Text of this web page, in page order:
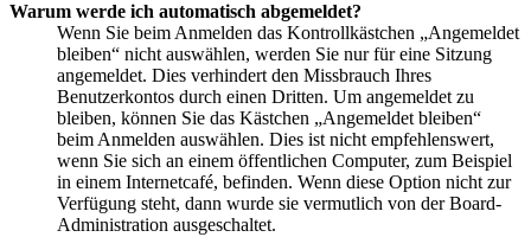
Warum werde ich automatisch abgemeldet?
Wenn Sie beim Anmelden das Kontrollkästchen „Angemeldet
bleiben“ nicht auswählen, werden Sie nur für eine Sitzung
angemeldet. Dies verhindert den Missbrauch Ihres
Benutzerkontos durch einen Dritten. Um angemeldet zu
bleiben, können Sie das Kästchen „Angemeldet bleiben“
beim Anmelden auswählen. Dies ist nicht empfehlenswert,
wenn Sie sich an einem öffentlichen Computer, zum Beispiel
in einem Internetcafé, befinden. Wenn diese Option nicht zur
Verfügung steht, dann wurde sie vermutlich von der Board-
Administration ausgeschaltet.